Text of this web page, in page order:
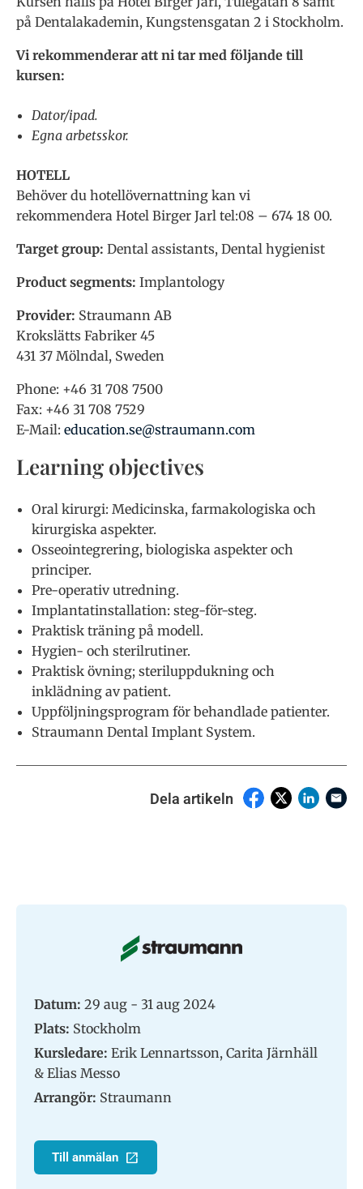
på Dentalakademin, Kungstensgatan 2 i Stockholm.
Vi rekommenderar att ni tar med följande till
kursen:
Dator/ipad.
Egna arbetsskor.
HOTELL
Behöver du hotellövernattning kan vi
rekommendera Hotel Birger Jarl tel:08 – 674 18 00.
Target group: Dental assistants, Dental hygienist
Product segments: Implantology
Provider: Straumann AB
Krokslätts Fabriker 45
431 37 Mölndal, Sweden
Phone: +46 31 708 7500
Fax: +46 31 708 7529
E-Mail: education.se@straumann.com
Learning objectives
Oral kirurgi: Medicinska, farmakologiska och
kirurgiska aspekter.
Osseointegrering, biologiska aspekter och
principer.
Pre-operativ utredning.
Implantatinstallation: steg-för-steg.
Praktisk träning på modell.
Hygien- och sterilrutiner.
Praktisk övning; steriluppdukning och
inklädning av patient.
Uppföljningsprogram för behandlade patienter.
Straumann Dental Implant System.
Dela artikeln
Datum: 29 aug - 31 aug 2024
Plats: Stockholm
Kursledare: Erik Lennartsson, Carita Järnhäll
& Elias Messo
Arrangör: Straumann
Till anmälan